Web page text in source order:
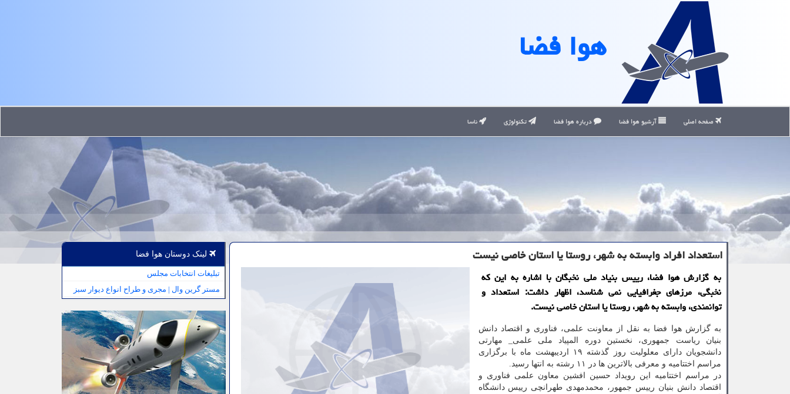
هوا فضا
صفحه اصلی آرشیو هوا فضا درباره هوا فضا تکنولوژی ناسا
استعداد افراد وابسته به شهر، روستا یا استان خاصی نیست
به گزارش هوا فضا، رییس بنیاد ملی نخبگان با اشاره به این که
نخبگی، مرزهای جغرافیایی نمی شناسد، اظهار داشت: استعداد و
توانمندی، وابسته به شهر، روستا یا استان خاصی نیست.
به گزارش هوا فضا به نقل از معاونت علمی، فناوری و اقتصاد دانش
بنیان ریاست جمهوری، نخستین دوره المپیاد ملی علمی_ مهارتی
دانشجویان دارای معلولیت روز گذشته ۱۹ اردیبهشت ماه با برگزاری
مراسم اختتامیه و معرفی بالاترین ها در ۱۱ رشته به انتها رسید.
در مراسم اختتامیه این رویداد حسین افشین معاون علمی فناوری و
اقتصاد دانش بنیان رییس جمهور، محمدمهدی طهرانچی رییس دانشگاه
لینک دوستان هوا فضا
تبلیغات انتخابات مجلس
مستر گرین وال | مجری و طراح انواع دیوار سبز